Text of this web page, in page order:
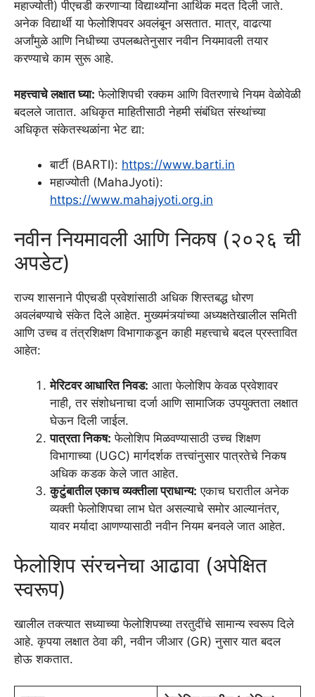
महाज्योती) पीएचडी करणाऱ्या विद्यार्थ्यांना आर्थिक मदत दिली जाते.
अनेक विद्यार्थी या फेलोशिपवर अवलंबून असतात. मात्र, वाढत्या
अर्जांमुळे आणि निधीच्या उपलब्धतेनुसार नवीन नियमावली तयार
करण्याचे काम सुरू आहे.
महत्त्वाचे लक्षात घ्या: फेलोशिपची रक्कम आणि वितरणाचे नियम वेळोवेळी
बदलले जातात. अधिकृत माहितीसाठी नेहमी संबंधित संस्थांच्या
अधिकृत संकेतस्थळांना भेट द्या:
बार्टी (BARTI): https://www.barti.in
महाज्योती (MahaJyoti):
https://www.mahajyoti.org.in
नवीन नियमावली आणि निकष (२०२६ ची
अपडेट)
राज्य शासनाने पीएचडी प्रवेशांसाठी अधिक शिस्तबद्ध धोरण
अवलंबण्याचे संकेत दिले आहेत. मुख्यमंत्र्यांच्या अध्यक्षतेखालील समिती
आणि उच्च व तंत्रशिक्षण विभागाकडून काही महत्त्वाचे बदल प्रस्तावित
आहेत:
मेरिटवर आधारित निवड: आता फेलोशिप केवळ प्रवेशावर
नाही, तर संशोधनाचा दर्जा आणि सामाजिक उपयुक्तता लक्षात
घेऊन दिली जाईल.
पात्रता निकष: फेलोशिप मिळवण्यासाठी उच्च शिक्षण
विभागाच्या (UGC) मार्गदर्शक तत्त्वांनुसार पात्रतेचे निकष
अधिक कडक केले जात आहेत.
कुटुंबातील एकाच व्यक्तीला प्राधान्य: एकाच घरातील अनेक
व्यक्ती फेलोशिपचा लाभ घेत असल्याचे समोर आल्यानंतर,
यावर मर्यादा आणण्यासाठी नवीन नियम बनवले जात आहेत.
फेलोशिप संरचनेचा आढावा (अपेक्षित
स्वरूप)
खालील तक्त्यात सध्याच्या फेलोशिपच्या तरतुदींचे सामान्य स्वरूप दिले
आहे. कृपया लक्षात ठेवा की, नवीन जीआर (GR) नुसार यात बदल
होऊ शकतात.